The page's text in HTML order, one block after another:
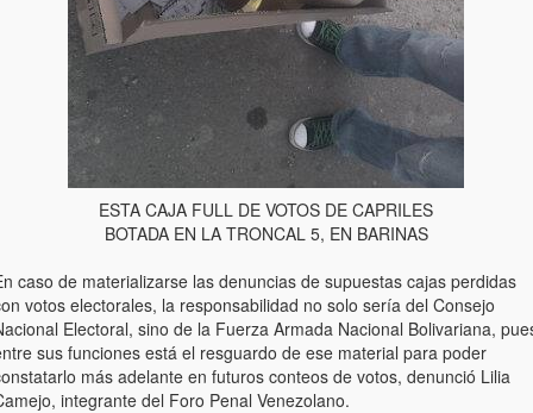
ESTA CAJA FULL DE VOTOS DE CAPRILES
BOTADA EN LA TRONCAL 5, EN BARINAS
caso de materializarse las denuncias de supuestas cajas perdidas
votos electorales, la responsabilidad no solo sería del Consejo
Electoral, sino de la Fuerza Armada Nacional Bolivariana,
sus funciones está el resguardo de ese material para poder
más adelante en futuros conteos de votos, denunció Lilia
integrante del Foro Penal Venezolano.